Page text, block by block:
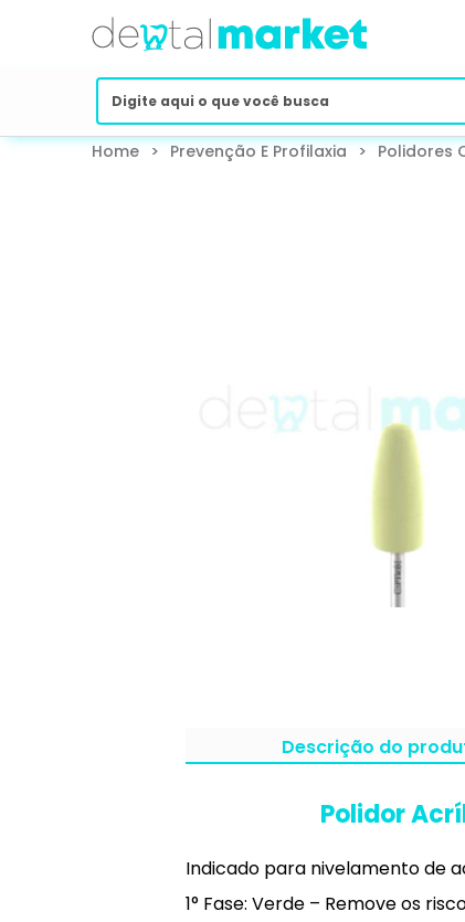
Home > Prevenção E Profilaxia > Polidores
Descrição do
Polidor
Indicado para nivelamento de
1° Fase: Verde – Remove os